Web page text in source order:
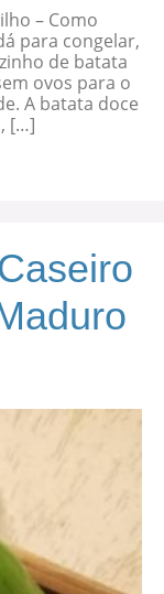
– Como
para congelar,
de batata
ovos para o
A batata doce
[…]